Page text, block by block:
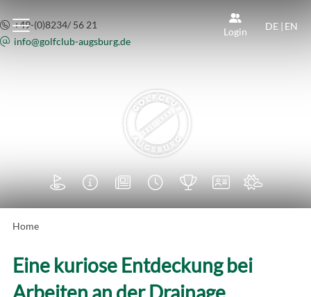
Login DE | EN
+49-(0)8234/ 56 21
info@golfclub-augsburg.de
      
Home
Eine kuriose Entdeckung bei
Arbeiten an der Drainage